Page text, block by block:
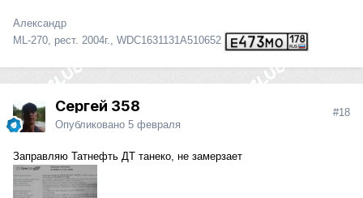
Александр
ML-270, рест. 2004г., WDC1631131A510652
Сергей 358
Опубликовано 5 февраля
#18
Заправляю Татнефть ДТ танеко, не замерзает